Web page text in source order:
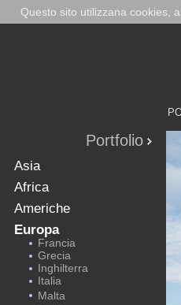
Questo sito utilizzana cookies,
Portfolio
Asia
Africa
Americhe
Europa
Francia
Grecia
Inghilterra
Italia
Malta